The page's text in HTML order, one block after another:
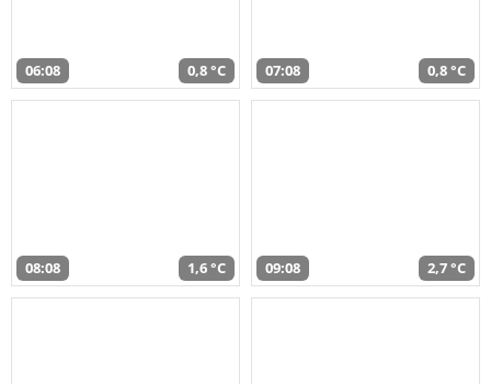
06:08 0,8 °C 07:08 0,8 °C
08:08 1,6 °C 09:08 2,7 °C